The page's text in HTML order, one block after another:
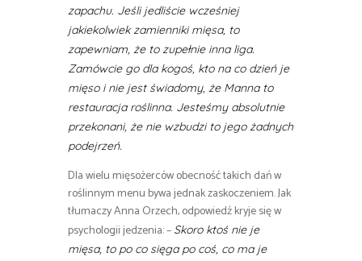
zapachu. Jeśli jedliście wcześniej
jakiekolwiek zamienniki mięsa, to
zapewniam, że to zupełnie inna liga.
Zamówcie go dla kogoś, kto na co dzień je
mięso i nie jest świadomy, że Manna to
restauracja roślinna. Jesteśmy absolutnie
przekonani, że nie wzbudzi to jego żadnych
podejrzeń.
Dla wielu mięsożerców obecność takich dań w
roślinnym menu bywa jednak zaskoczeniem. Jak
tłumaczy Anna Orzech, odpowiedź kryje się w
psychologii jedzenia: – Skoro ktoś nie je
mięsa, to po co sięga po coś, co ma je